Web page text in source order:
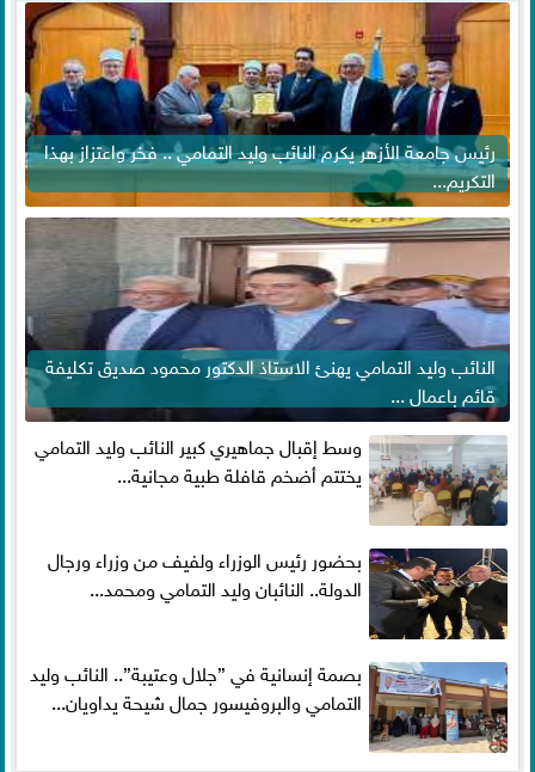
رئيس جامعة الأزهر يكرم النائب وليد التمامي .. فخر واعتزاز بهذا
التكريم...
النائب وليد التمامي يهنئ الاستاذ الدكتور محمود صديق تكليفة
قائم باعمال ...
وسط إقبال جماهيري كبير النائب وليد التمامي
يختتم أضخم قافلة طبية مجانية...
بحضور رئيس الوزراء ولفيف من وزراء ورجال
الدولة.. النائبان وليد التمامي ومحمد...
بصمة إنسانية في ”جلال وعتيبة”.. النائب وليد
التمامي والبروفيسور جمال شيحة يداويان...